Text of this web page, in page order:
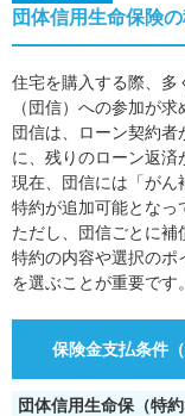
団体信用生命保険
住宅を購入する際、多
（団信）への参加が求
団信は、ローン契約者
に、残りのローン返済
現在、団信には「がん
特約が追加可能となっ
ただし、団信ごとに
特約の内容や選択のポ
を選ぶことが重要です。
保険金支払条件
団体信用生命保（特約